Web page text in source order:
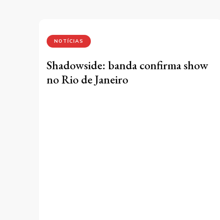
NOTÍCIAS
Shadowside: banda confirma show
no Rio de Janeiro